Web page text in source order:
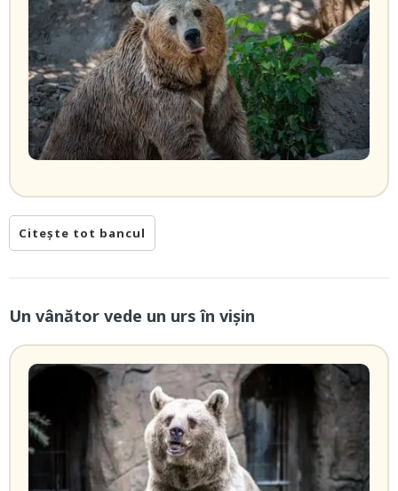
Citește tot bancul
Un vânător vede un urs în vișin